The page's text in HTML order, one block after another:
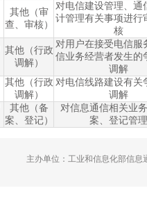
其他（审
查、审核）
对电信建设管理、通
计管理有关事项进行
核
其他（行政
调解）
对用户在接受电信服
信业务经营者发生的
调解
其他（行政
调解）
对电信线路建设有关
调解
其他（备
案、登记）
对信息通信相关业
案、登记管理
主办单位：工业和信息化部信